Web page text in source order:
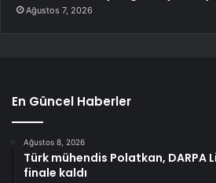
Ağustos 7, 2026
En Güncel Haberler
Ağustos 8, 2026
Türk mühendis Polatkan, DARPA
finale kaldı